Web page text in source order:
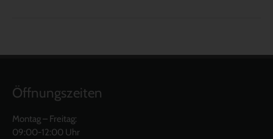
Öffnungszeiten
Montag – Freitag:
09:00-12:00 Uhr